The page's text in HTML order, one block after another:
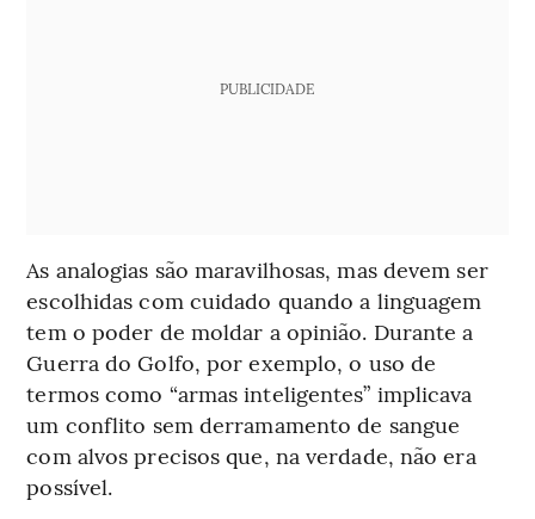
PUBLICIDADE
As analogias são maravilhosas, mas devem ser
escolhidas com cuidado quando a linguagem
tem o poder de moldar a opinião. Durante a
Guerra do Golfo, por exemplo, o uso de
termos como “armas inteligentes” implicava
um conflito sem derramamento de sangue
com alvos precisos que, na verdade, não era
possível.